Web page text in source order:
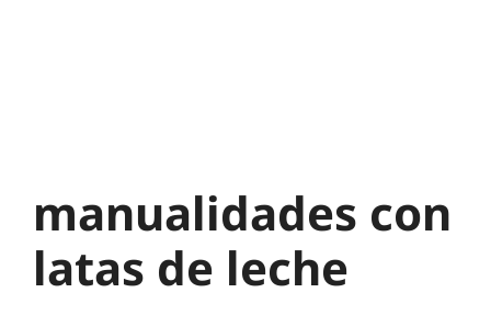
manualidades con
latas de leche